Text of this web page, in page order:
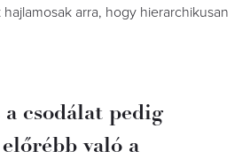
arra, hogy hierarchikusan
a csodálat pedig
való a